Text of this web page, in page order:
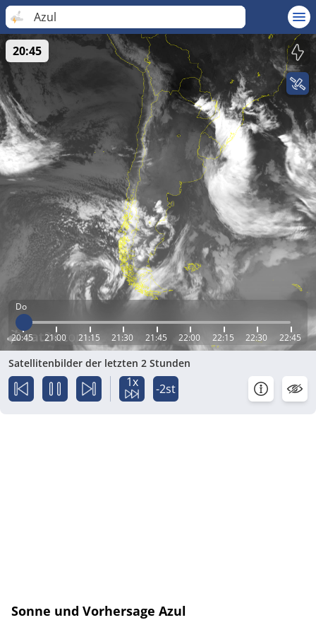
Azul
Do
20:45 21:00 21:15 21:30 21:45 22:00 22:15 22:30 22:45
20:45
Satellitenbilder der letzten 2 Stunden
1x -2st
Sonne und Vorhersage Azul